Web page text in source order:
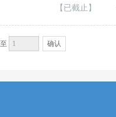
【已截止】
确认